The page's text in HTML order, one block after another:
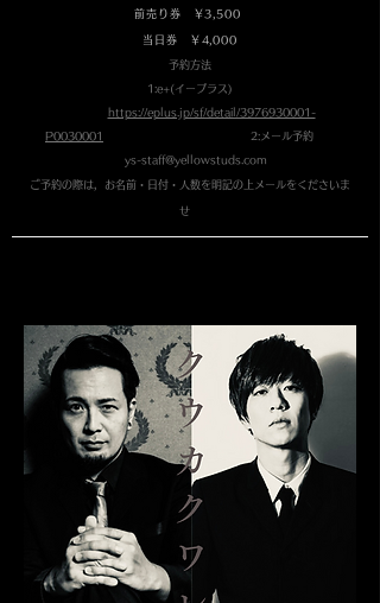
前売り券 ￥3,500
当日券 ￥4,000
予約方法
1:e+(イープラス)
https://eplus.jp/sf/detail/3976930001-
P0030001 2:メール予約
ys-staff@yellowstuds.com
​ご予約の際は，お名前・日付・人数を明記の上メールをくださいま
せ